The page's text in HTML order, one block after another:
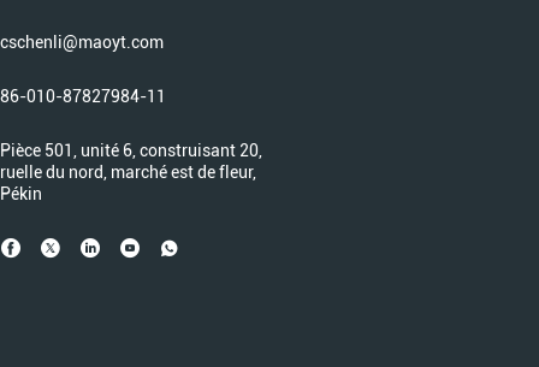
cschenli@maoyt.com
86-010-87827984-11
Pièce 501, unité 6, construisant 20,
ruelle du nord, marché est de fleur,
Pékin